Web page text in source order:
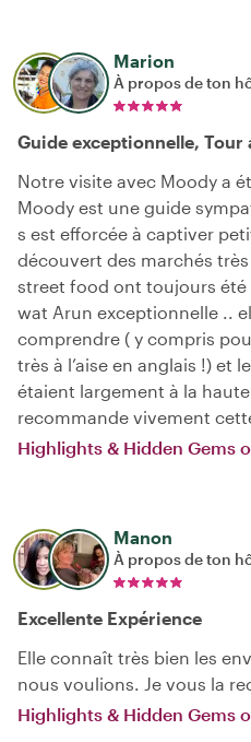
Marion
À propos de ton
Guide exceptionnelle, Tour
Notre visite avec Moody a
Moody est une guide
s est efforcée à captiver
découvert des marchés
street food ont toujours été
wat Arun exceptionnelle ..
comprendre ( y compris
très à l’aise en anglais !) et
étaient largement à la
recommande vivement
Highlights & Hidden Gems
Manon
À propos de ton
Excellente Expérience
Elle connaît très bien les
nous voulions. Je vous la
Highlights & Hidden Gems